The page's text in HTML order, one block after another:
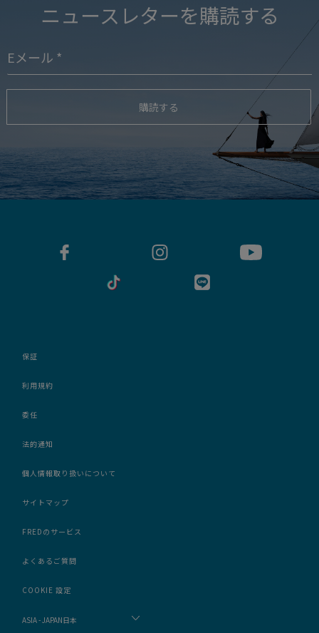
ニュースレターを購読する
購読する
保証
利用規約
委任
法的通知
個人情報取り扱いについて
サイトマップ
FREDのサービス
よくあるご質問
COOKIE 設定
ASIA - JAPAN日本